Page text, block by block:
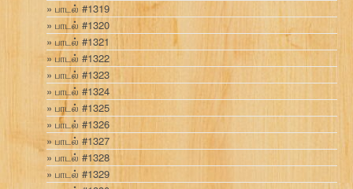
பாடல் #1319
பாடல் #1320
பாடல் #1321
பாடல் #1322
பாடல் #1323
பாடல் #1324
பாடல் #1325
பாடல் #1326
பாடல் #1327
பாடல் #1328
பாடல் #1329